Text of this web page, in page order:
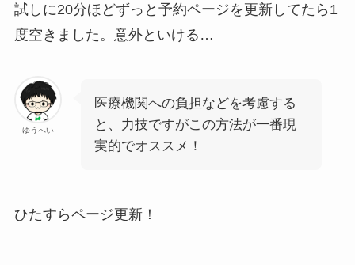
試しに20分ほどずっと予約ページを更新してたら1
度空きました。意外といける…
ゆうへい
医療機関への負担などを考慮する
と、力技ですがこの方法が一番現
実的でオススメ！
ひたすらページ更新！